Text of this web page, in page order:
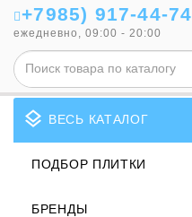
+7985) 917-44-74
ежедневно, 09:00 - 20:00
layers ВЕСЬ КАТАЛОГ
ПОДБОР ПЛИТКИ
БРЕНДЫ